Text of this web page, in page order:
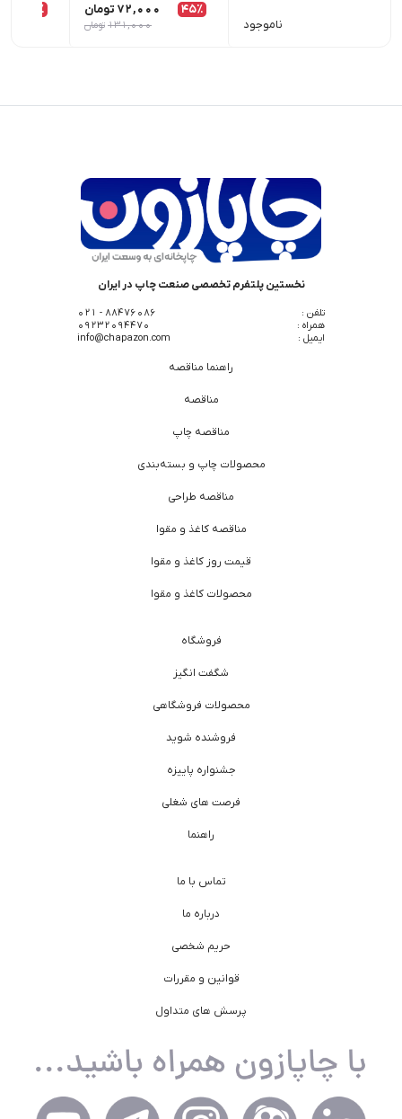
ناموجود
45٪ 72,000 تومان
131,000 تومان
26٪
نخستین پلتفرم تخصصی صنعت چاپ در ایران
تلفن :
88476086 - 021
همراه :
09232094470
ایمیل :
info@chapazon.com
راهنما مناقصه
مناقصه
مناقصه چاپ
محصولات چاپ و بسته‌بندی
مناقصه طراحی
مناقصه کاغذ و مقوا
قیمت روز کاغذ و مقوا
محصولات کاغذ و مقوا
فروشگاه
شگفت انگیز
محصولات فروشگاهی
فروشنده شوید
جشنواره پاییزه
فرصت های شغلی
راهنما
تماس با ما
درباره ما
حریم شخصی
قوانین و مقررات
پرسش های متداول